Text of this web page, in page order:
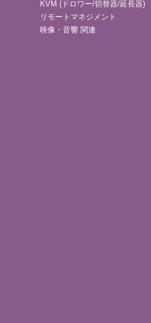
KVM (ドロワー/切替器/延長器)
リモートマネジメント
映像・音響 関連